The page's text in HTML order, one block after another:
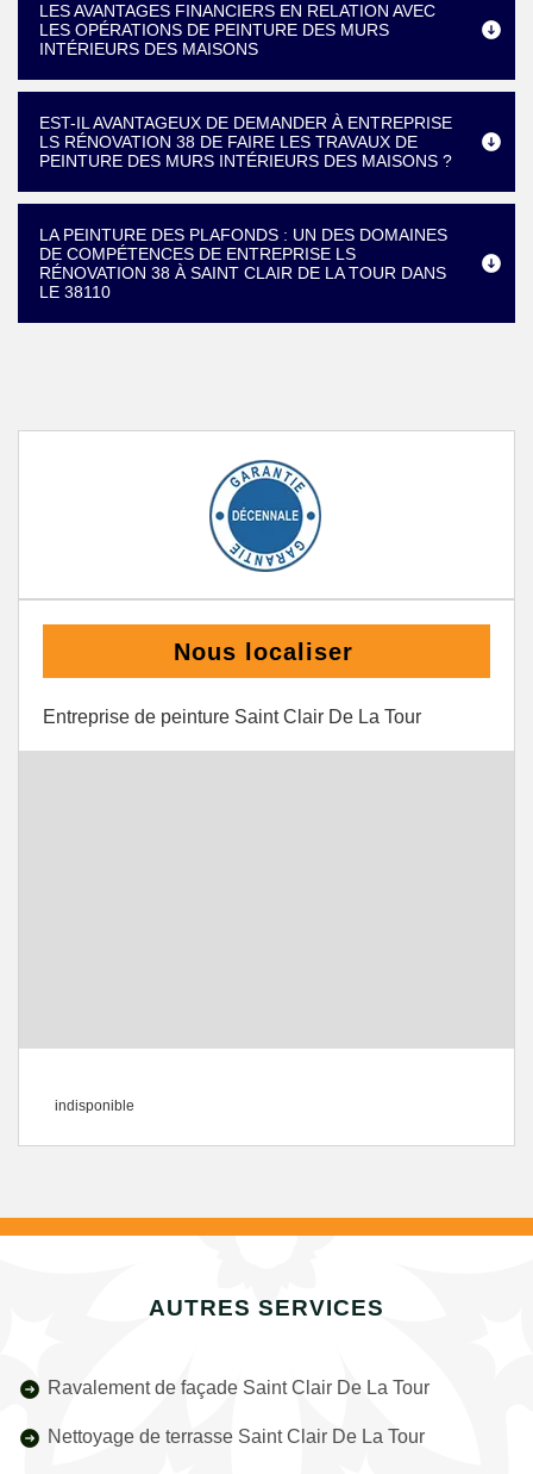
LES AVANTAGES FINANCIERS EN RELATION AVEC
LES OPÉRATIONS DE PEINTURE DES MURS
INTÉRIEURS DES MAISONS
EST-IL AVANTAGEUX DE DEMANDER À ENTREPRISE
LS RÉNOVATION 38 DE FAIRE LES TRAVAUX DE
PEINTURE DES MURS INTÉRIEURS DES MAISONS ?
LA PEINTURE DES PLAFONDS : UN DES DOMAINES
DE COMPÉTENCES DE ENTREPRISE LS
RÉNOVATION 38 À SAINT CLAIR DE LA TOUR DANS
LE 38110
Nous localiser
Entreprise de peinture Saint Clair De La Tour
indisponible
AUTRES SERVICES
Ravalement de façade Saint Clair De La Tour
Nettoyage de terrasse Saint Clair De La Tour